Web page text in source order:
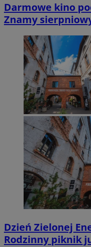
Darmowe kino
Znamy
Dzień Zielonej
Rodzinny piknik